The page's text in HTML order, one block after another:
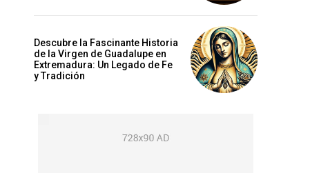
Descubre la Fascinante Historia
de la Virgen de Guadalupe en
Extremadura: Un Legado de Fe
y Tradición